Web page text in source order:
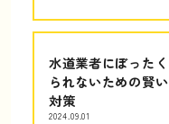
水道業者にぼったく
られないための賢い
対策
2024.09.01